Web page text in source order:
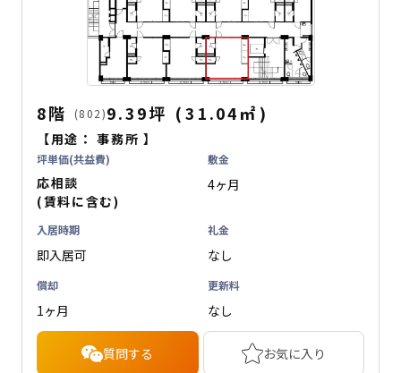
8階 (802)9.39坪 ( 31.04㎡ )
【用途：事務所 】
坪単価(共益費)
応相談
(賃料に含む)
敷金
4ヶ月
入居時期
即入居可
礼金
なし
償却
1ヶ月
更新料
なし
質問する お気に入り